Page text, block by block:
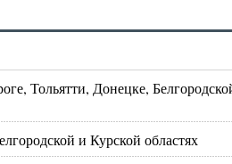
Тольятти, Донецке,
и Курской областях